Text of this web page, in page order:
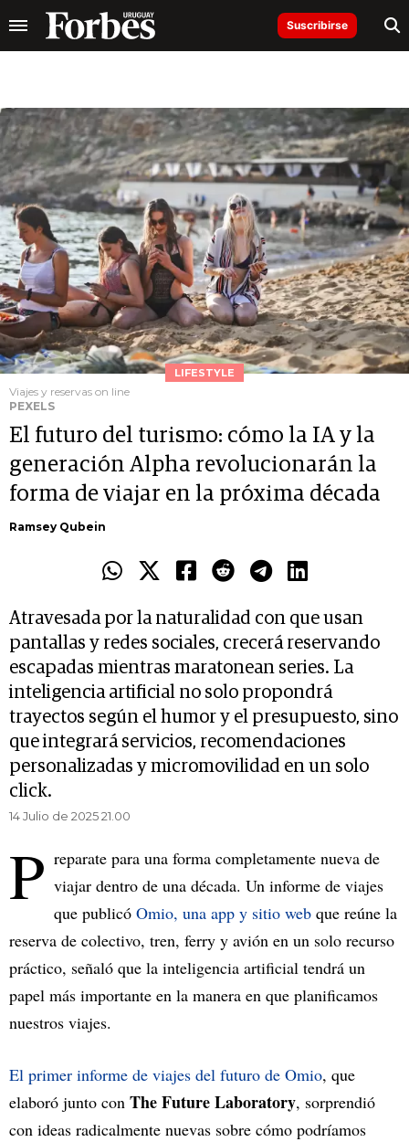
Suscribirse
LIFESTYLE
Viajes y reservas on line
PEXELS
El futuro del turismo: cómo la IA y la
generación Alpha revolucionarán la
forma de viajar en la próxima década
Ramsey Qubein
Atravesada por la naturalidad con que usan
pantallas y redes sociales, crecerá reservando
escapadas mientras maratonean series. La
inteligencia artificial no solo propondrá
trayectos según el humor y el presupuesto, sino
que integrará servicios, recomendaciones
personalizadas y micromovilidad en un solo
click.
14 Julio de 2025 21.00
P reparate para una forma completamente nueva de
viajar dentro de una década. Un informe de viajes
que publicó Omio, una app y sitio web que reúne la
reserva de colectivo, tren, ferry y avión en un solo recurso
práctico, señaló que la inteligencia artificial tendrá un
papel más importante en la manera en que planificamos
nuestros viajes.
El primer informe de viajes del futuro de Omio, que
elaboró junto con The Future Laboratory, sorprendió
con ideas radicalmente nuevas sobre cómo podríamos